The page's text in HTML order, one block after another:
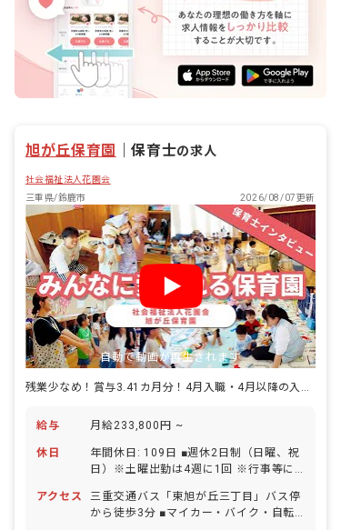
旭が丘保育園 ｜保育士の求人
社会福祉法人花園会
三重県/鈴鹿市
2026/08/07更新
自動で動画が再生されます
残業少なめ！賞与3.41カ月分！4月入職・4月以降の入職も歓迎です
給与 月給233,800円 ~
休日
年間休日: 109日 ■週休2日制（日曜、祝
日）※土曜出勤は4週に1回 ※行事等に
場合は平日に振替休日取得 ■年末年始休
暇（12/29～1/3） ■有給休暇（法定通
アクセス
三重交通バス「東旭が丘三丁目」バス停
から徒歩3分 ■マイカー・バイク・自転